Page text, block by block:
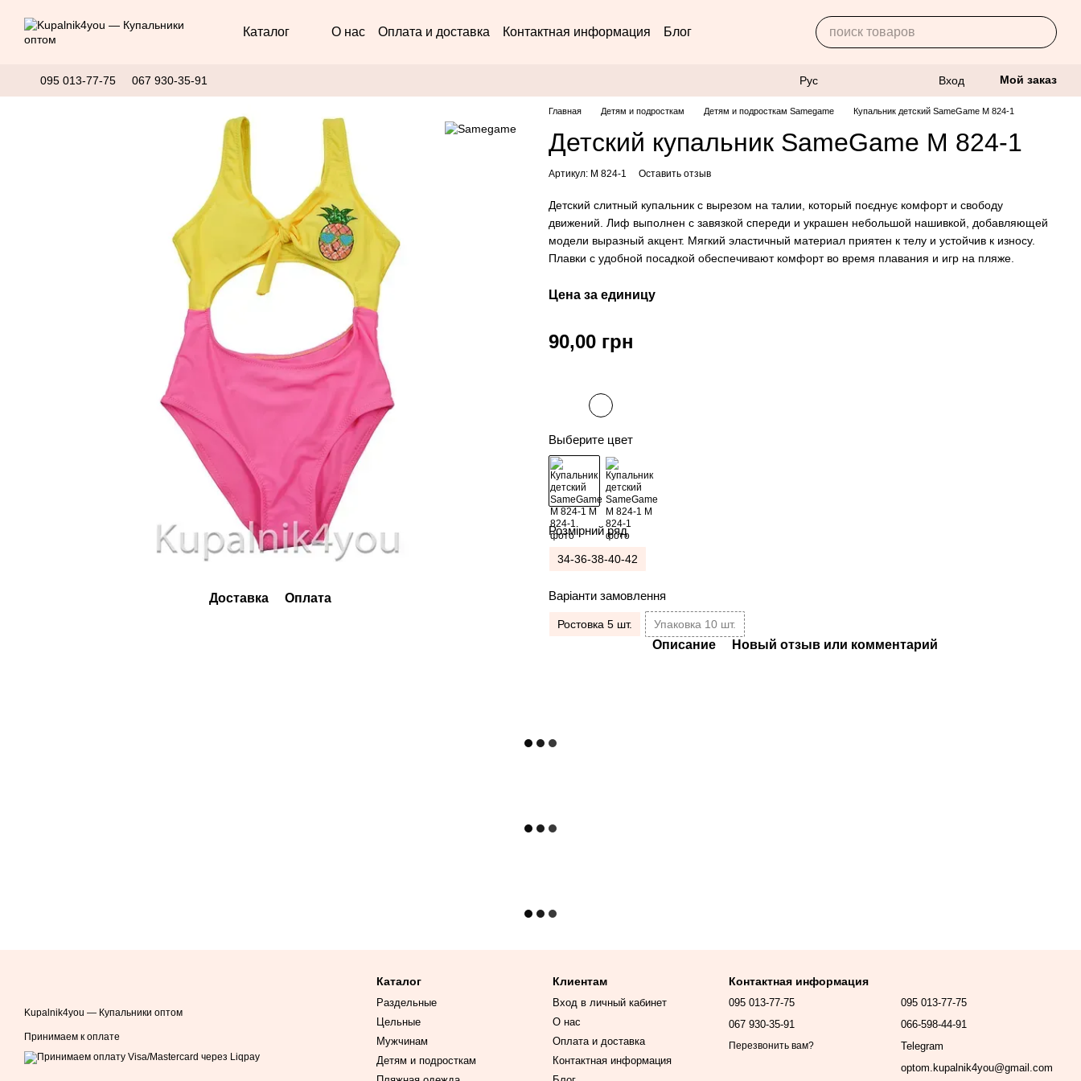
Каталог О нас Оплата и доставка Контактная информация Блог
095 013-77-75 067 930-35-91 Рус Вход Мой заказ
Доставка Оплата
Главная Детям и подросткам Детям и подросткам Samegame Купальник детский SameGame M 824-1
Детский купальник SameGame M 824-1
Артикул: M 824-1 Оставить отзыв
Детский слитный купальник с вырезом на талии, который поєднує комфорт и свободу
движений. Лиф выполнен с завязкой спереди и украшен небольшой нашивкой, добавляющей
модели выразный акцент. Мягкий эластичный материал приятен к телу и устойчив к износу.
Плавки с удобной посадкой обеспечивают комфорт во время плавания и игр на пляже.
Цена за единицу
90,00 грн
Выберите цвет
Розмірний ряд
34-36-38-40-42
Варіанти замовлення
Ростовка 5 шт. Упаковка 10 шт.
Описание Новый отзыв или комментарий
Kupalnik4you — Купальники оптом
Принимаем к оплате
Каталог
Раздельные
Цельные
Мужчинам
Детям и подросткам
Клиентам
Вход в личный кабинет
О нас
Оплата и доставка
Контактная информация
Контактная информация
095 013-77-75
067 930-35-91
Перезвонить вам?
095 013-77-75
066-598-44-91
Telegram
optom.kupalnik4you@gmail.com